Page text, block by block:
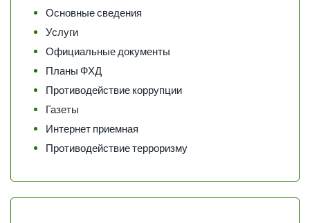
Основные сведения
Услуги
Официальные документы
Планы ФХД
Противодействие коррупции
Газеты
Интернет приемная
Противодействие терроризму